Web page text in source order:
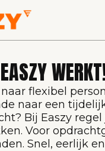
EASZY
flexibel
naar een
Bij Easzy
Voor
Snel, eerlijk